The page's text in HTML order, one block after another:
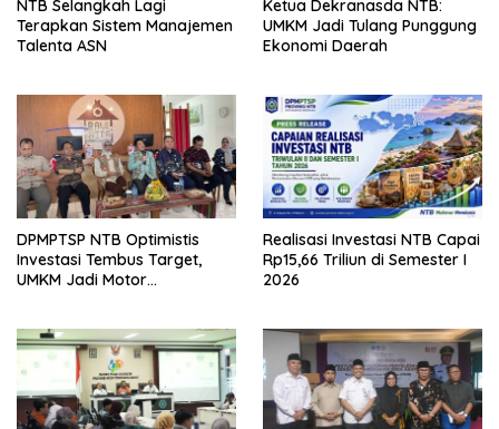
NTB Selangkah Lagi
Terapkan Sistem Manajemen
Talenta ASN
Ketua Dekranasda NTB:
UMKM Jadi Tulang Punggung
Ekonomi Daerah
DPMPTSP NTB Optimistis
Investasi Tembus Target,
UMKM Jadi Motor
Realisasi Investasi NTB Capai
Rp15,66 Triliun di Semester I
2026